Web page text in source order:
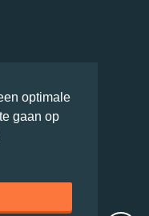
optimale
gaan op
Cookies